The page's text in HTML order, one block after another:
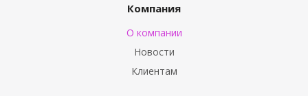
Компания
О компании
Новости
Клиентам